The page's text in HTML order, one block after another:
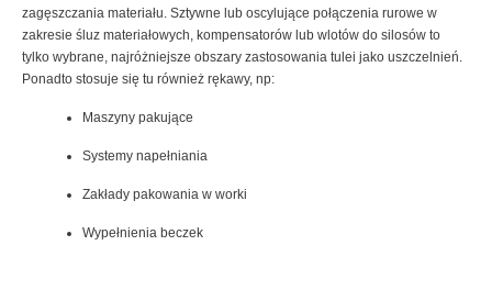
zagęszczania materiału. Sztywne lub oscylujące połączenia rurowe w
zakresie śluz materiałowych, kompensatorów lub wlotów do silosów to
tylko wybrane, najróżniejsze obszary zastosowania tulei jako uszczelnień.
Ponadto stosuje się tu również rękawy, np:
Maszyny pakujące
Systemy napełniania
Zakłady pakowania w worki
Wypełnienia beczek